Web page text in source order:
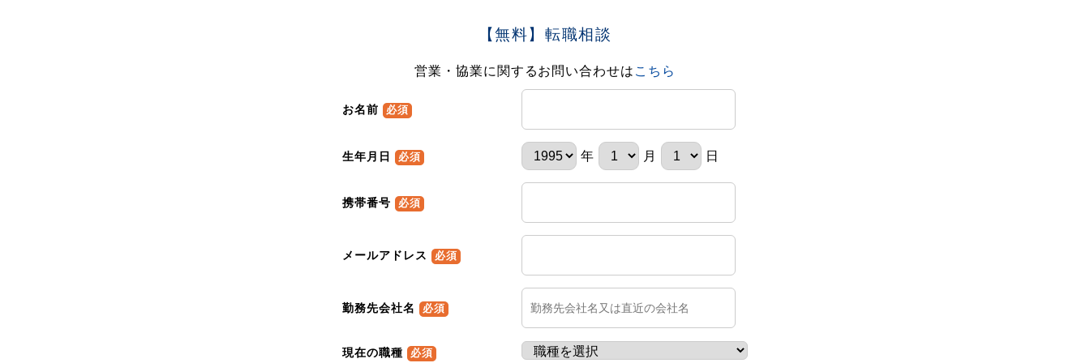
【無料】転職相談
営業・協業に関するお問い合わせは こちら
お名前 必須
生年月日 必須 年 月 日
携帯番号 必須
メールアドレス 必須
勤務先会社名 必須
現在の職種 必須